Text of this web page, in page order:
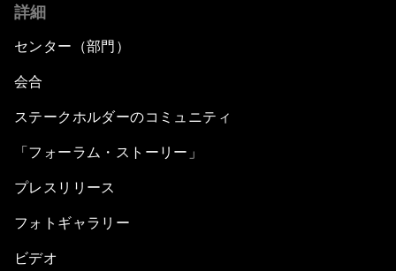
詳細
センター（部門）
会合
ステークホルダーのコミュニティ
「フォーラム・ストーリー」
プレスリリース
フォトギャラリー
ビデオ